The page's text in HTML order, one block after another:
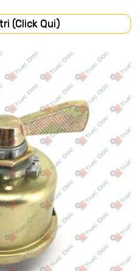
(Click Qui)